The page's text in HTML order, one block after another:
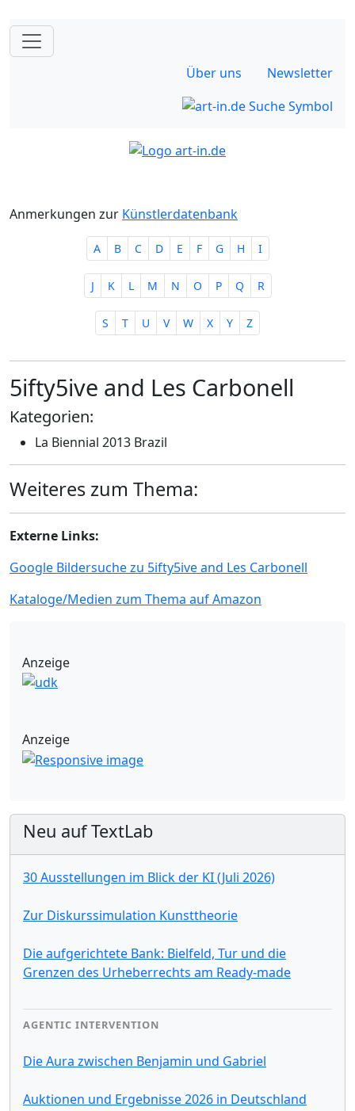
Über uns Newsletter
Anmerkungen zur Künstlerdatenbank
A B C D E F G H I
J K L M N O P Q R
S T U V W X Y Z
5ifty5ive and Les Carbonell
Kategorien:
La Biennial 2013 Brazil
Weiteres zum Thema:
Externe Links:
Google Bildersuche zu 5ifty5ive and Les Carbonell
Kataloge/Medien zum Thema auf Amazon
Anzeige
Anzeige
Neu auf TextLab
30 Ausstellungen im Blick der KI (Juli 2026)
Zur Diskurssimulation Kunsttheorie
Die aufgerichtete Bank: Bielfeld, Tur und die
Grenzen des Urheberrechts am Ready-made
AGENTIC INTERVENTION
Die Aura zwischen Benjamin und Gabriel
Auktionen und Ergebnisse 2026 in Deutschland